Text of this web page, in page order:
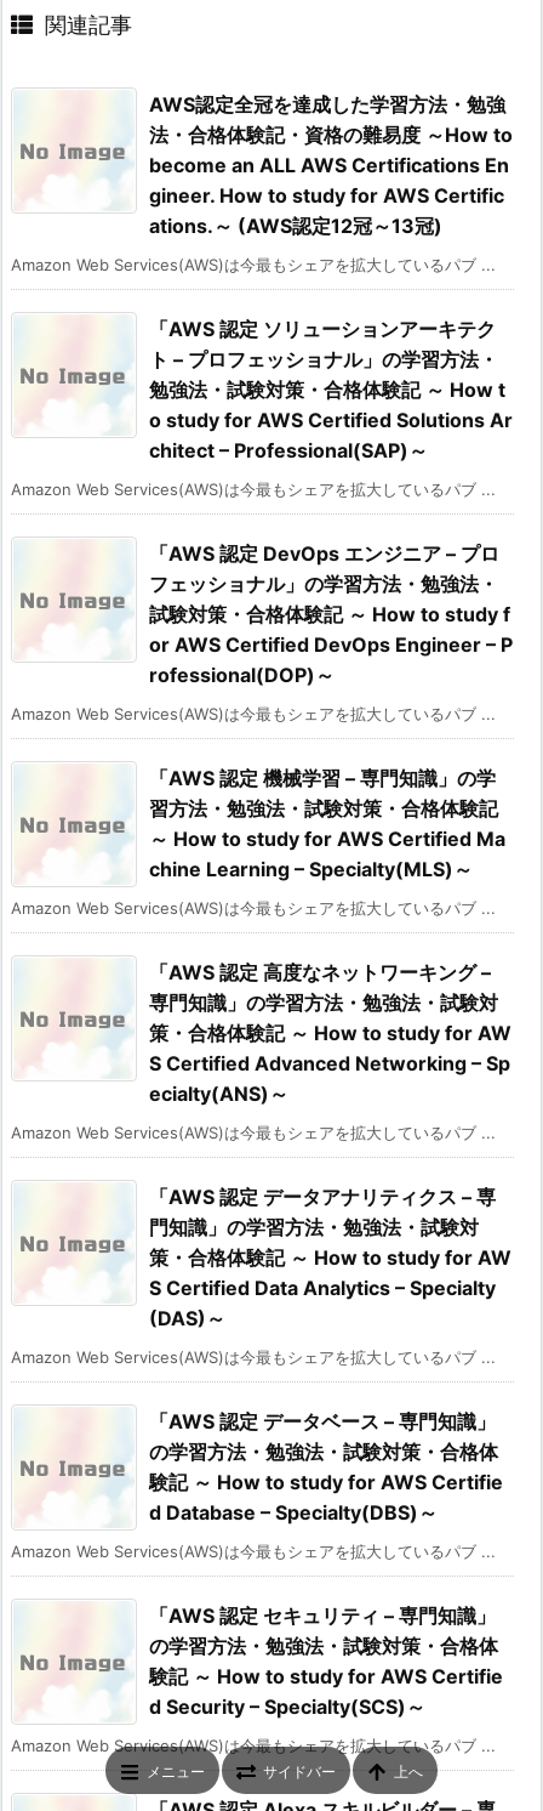
関連記事
AWS認定全冠を達成した学習方法・勉強
法・合格体験記・資格の難易度 ～How to
become an ALL AWS Certifications En
gineer. How to study for AWS Certific
ations.～ (AWS認定12冠～13冠)
Amazon Web Services(AWS)は今最もシェアを拡大しているパブ ...
「AWS 認定 ソリューションアーキテク
ト – プロフェッショナル」の学習方法・
勉強法・試験対策・合格体験記 ～ How t
o study for AWS Certified Solutions Ar
chitect – Professional(SAP)～
Amazon Web Services(AWS)は今最もシェアを拡大しているパブ ...
「AWS 認定 DevOps エンジニア – プロ
フェッショナル」の学習方法・勉強法・
試験対策・合格体験記 ～ How to study f
or AWS Certified DevOps Engineer – P
rofessional(DOP)～
Amazon Web Services(AWS)は今最もシェアを拡大しているパブ ...
「AWS 認定 機械学習 – 専門知識」の学
習方法・勉強法・試験対策・合格体験記
～ How to study for AWS Certified Ma
chine Learning – Specialty(MLS)～
Amazon Web Services(AWS)は今最もシェアを拡大しているパブ ...
「AWS 認定 高度なネットワーキング –
専門知識」の学習方法・勉強法・試験対
策・合格体験記 ～ How to study for AW
S Certified Advanced Networking – Sp
ecialty(ANS)～
Amazon Web Services(AWS)は今最もシェアを拡大しているパブ ...
「AWS 認定 データアナリティクス – 専
門知識」の学習方法・勉強法・試験対
策・合格体験記 ～ How to study for AW
S Certified Data Analytics – Specialty
(DAS)～
Amazon Web Services(AWS)は今最もシェアを拡大しているパブ ...
「AWS 認定 データベース – 専門知識」
の学習方法・勉強法・試験対策・合格体
験記 ～ How to study for AWS Certifie
d Database – Specialty(DBS)～
Amazon Web Services(AWS)は今最もシェアを拡大しているパブ ...
「AWS 認定 セキュリティ – 専門知識」
の学習方法・勉強法・試験対策・合格体
験記 ～ How to study for AWS Certifie
d Security – Specialty(SCS)～
Amazon Web Services(AWS)は今最もシェアを拡大しているパブ ...
メニュー サイドバー 上へ